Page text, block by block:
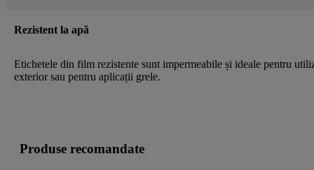
Rezistent la apă
Etichetele din film rezistente sunt impermeabile și ideale pentru
exterior sau pentru aplicații grele.
Produse recomandate